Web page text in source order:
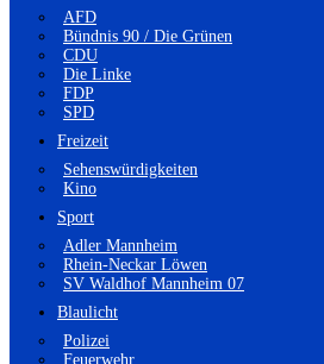
AFD
Bündnis 90 / Die Grünen
CDU
Die Linke
FDP
SPD
Freizeit
Sehenswürdigkeiten
Kino
Sport
Adler Mannheim
Rhein-Neckar Löwen
SV Waldhof Mannheim 07
Blaulicht
Polizei
Feuerwehr